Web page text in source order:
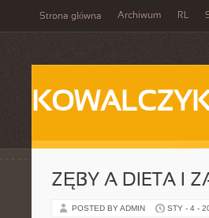
Strona główna Archiwum RL
ZĘBY A DIETA I
POSTED BY ADMIN STY - 4 -